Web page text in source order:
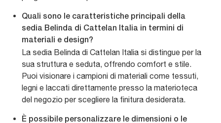
Quali sono le caratteristiche principali della
sedia Belinda di Cattelan Italia in termini di
materiali e design?
La sedia Belinda di Cattelan Italia si distingue per la
sua struttura e seduta, offrendo comfort e stile.
Puoi visionare i campioni di materiali come tessuti,
legni e laccati direttamente presso la materioteca
del negozio per scegliere la finitura desiderata.
È possibile personalizzare le dimensioni o le